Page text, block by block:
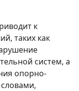
к
таких как
систем, а
опорно-